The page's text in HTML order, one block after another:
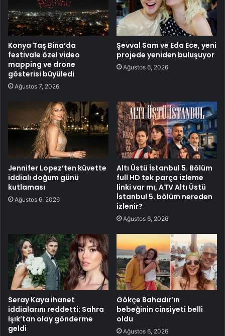
Konya Taş Bina’da
festivale özel video
mapping ve drone
gösterisi büyüledi
Ağustos 7, 2026
Şevval Sam ve Eda Ece, yeni
projede yeniden buluşuyor
Ağustos 6, 2026
Jennifer Lopez’ten küvette
iddialı doğum günü
kutlaması
Ağustos 6, 2026
Altı Üstü İstanbul 5. Bölüm
full HD tek parça izleme
linki var mı, ATV Altı Üstü
İstanbul 5. bölüm nereden
izlenir?
Ağustos 6, 2026
Seray Kaya ihanet
iddialarını reddetti: Sahra
Işık’tan olay gönderme
geldi
Gökçe Bahadır’ın
bebeğinin cinsiyeti belli
oldu
Ağustos 6, 2026